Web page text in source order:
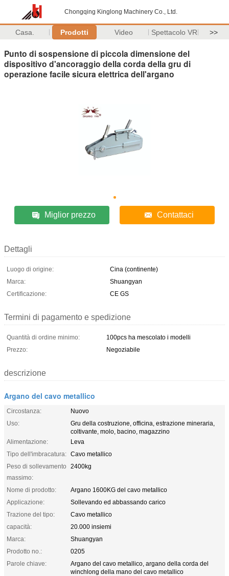
Chongqing Kinglong Machinery Co., Ltd.
Casa. Prodotti Video Spettacolo VR >>
Punto di sospensione di piccola dimensione del
dispositivo d'ancoraggio della corda della gru di
operazione facile sicura elettrica dell'argano
Miglior prezzo Contattaci
Dettagli
Luogo di origine:
Cina (continente)
Marca:
Shuangyan
Certificazione:
CE GS
Termini di pagamento e spedizione
Quantità di ordine minimo:
100pcs ha mescolato i modelli
Prezzo:
Negoziabile
descrizione
Argano del cavo metallico
Circostanza:
Nuovo
Uso:
Gru della costruzione, officina, estrazione mineraria,
coltivante, molo, bacino, magazzino
Alimentazione:
Leva
Tipo dell'imbracatura: Cavo metallico
Peso di sollevamento
massimo:
2400kg
Nome di prodotto:
Argano 1600KG del cavo metallico
Applicazione:
Sollevando ed abbassando carico
Trazione del tipo:
Cavo metallico
capacità:
20.000 insiemi
Marca:
Shuangyan
Prodotto no.:
0205
Parole chiave:
Argano del cavo metallico, argano della corda del
winchlong della mano del cavo metallico